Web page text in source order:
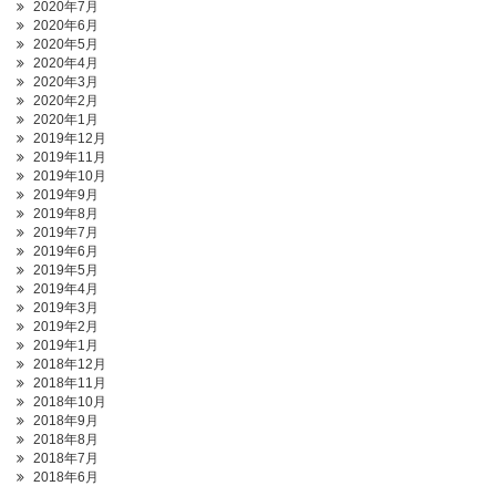
2020年7月
2020年6月
2020年5月
2020年4月
2020年3月
2020年2月
2020年1月
2019年12月
2019年11月
2019年10月
2019年9月
2019年8月
2019年7月
2019年6月
2019年5月
2019年4月
2019年3月
2019年2月
2019年1月
2018年12月
2018年11月
2018年10月
2018年9月
2018年8月
2018年7月
2018年6月